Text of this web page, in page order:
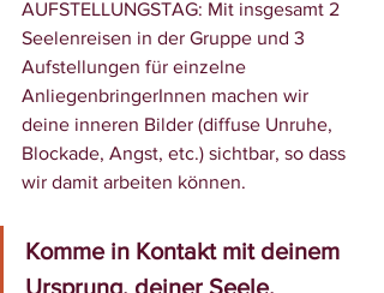
AUFSTELLUNGSTAG: Mit insgesamt 2
Seelenreisen in der Gruppe und 3
Aufstellungen für einzelne
AnliegenbringerInnen machen wir
deine inneren Bilder (diffuse Unruhe,
Blockade, Angst, etc.) sichtbar, so dass
wir damit arbeiten können.
Komme in Kontakt mit deinem
Ursprung, deiner Seele,